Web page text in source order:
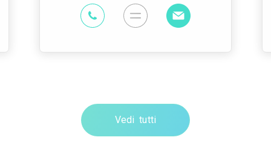
Vedi tutti